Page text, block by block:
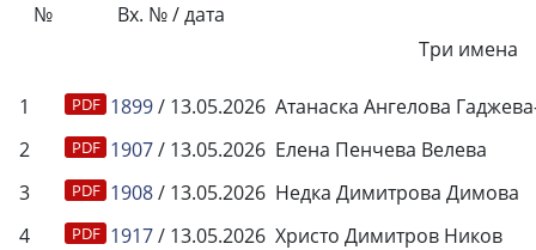
№
Вх. № / дата
Три имена
1 1899/ 13.05.2026 Атанаска Ангелова
2
1907/ 13.05.2026 Елена Пенчева Велева
3
1908/ 13.05.2026 Недка Димитрова Димова
4
1917/ 13.05.2026 Христо Димитров Ников